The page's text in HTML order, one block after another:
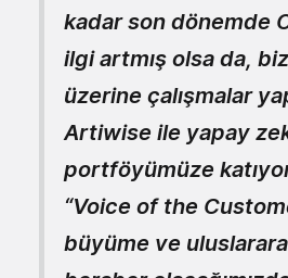
kadar son dönemde
ilgi artmış olsa da,
üzerine çalışmalar
Artiwise ile yapay
portföyümüze
“Voice of the
büyüme ve